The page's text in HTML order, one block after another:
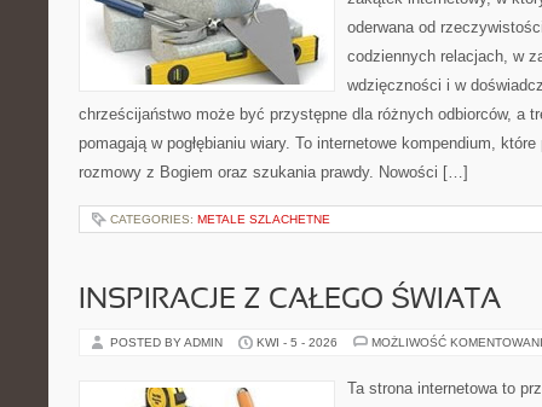
oderwana od
codziennych relacjach, w
wdzięczności i w
chrześcijaństwo może być przystępne dla różnych odbiorców, a
pomagają w pogłębianiu wiary. To internetowe kompendium,
rozmowy z Bogiem oraz szukania prawdy. Nowości […]
CATEGORIES: METALE SZLACHETNE
INSPIRACJE Z CAŁEGO ŚWIATA
POSTED BY ADMIN KWI - 5 - 2026 MOŻLIWOŚĆ
Ta strona internetowa to